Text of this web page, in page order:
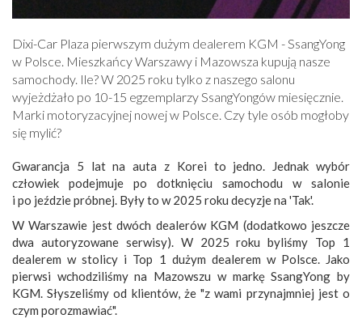
Dixi-Car Plaza pierwszym dużym dealerem KGM - SsangYong
w Polsce. Mieszkańcy Warszawy i Mazowsza kupują nasze
samochody. Ile? W 2025 roku tylko z naszego salonu
wyjeżdżało po 10-15 egzemplarzy SsangYongów miesięcznie.
Marki motoryzacyjnej nowej w Polsce. Czy tyle osób mogłoby
się mylić?
Gwarancja 5 lat na auta z Korei to jedno. Jednak wybór
człowiek podejmuje po dotknięciu samochodu w salonie
i po jeździe próbnej. Były to w 2025 roku decyzje na 'Tak'.
W Warszawie jest dwóch dealerów KGM (dodatkowo jeszcze
dwa autoryzowane serwisy). W 2025 roku byliśmy Top 1
dealerem w stolicy i Top 1 dużym dealerem w Polsce. Jako
pierwsi wchodziliśmy na Mazowszu w markę SsangYong by
KGM. Słyszeliśmy od klientów, że "z wami przynajmniej jest o
czym porozmawiać".